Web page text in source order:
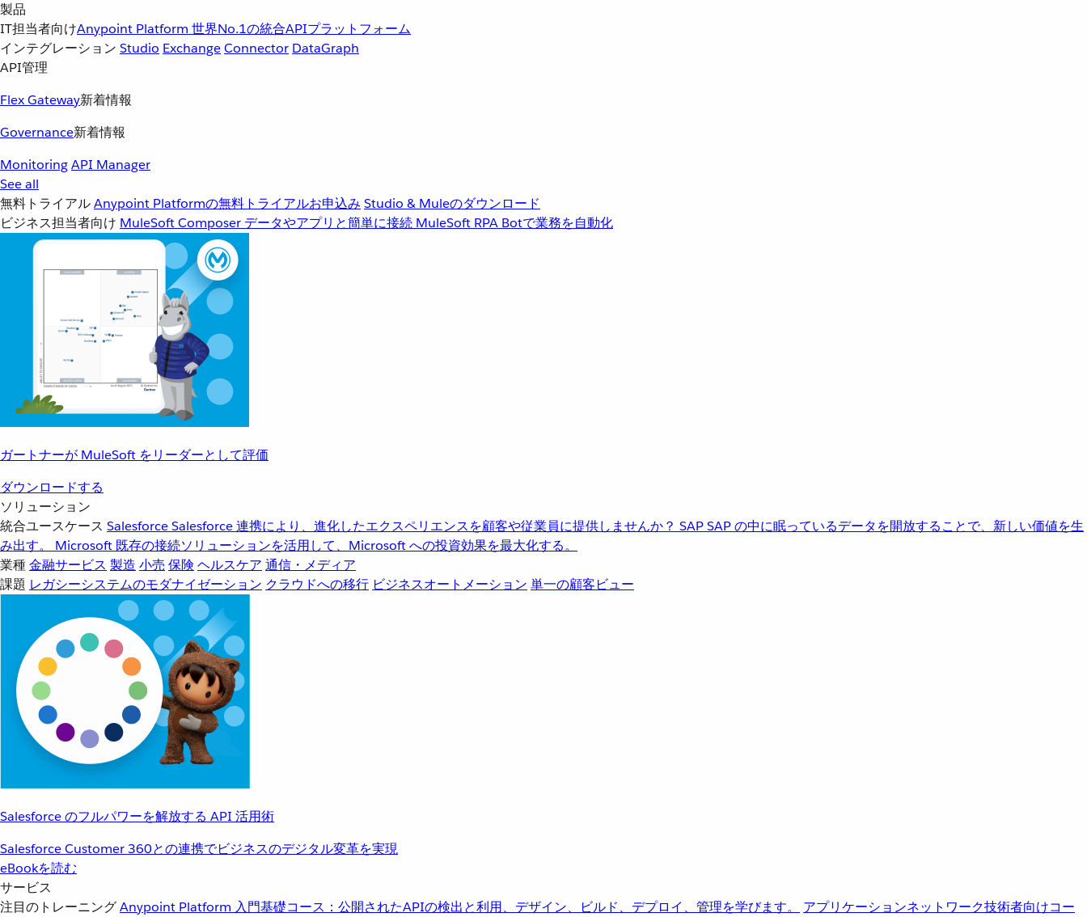
製品
IT担当者向けAnypoint Platform 世界No.1の統合APIプラットフォーム
インテグレーション Studio ExchangeConnector DataGraph
API管理
Flex Gateway新着情報
Governance新着情報
MonitoringAPI Manager
See all
無料トライアルAnypoint Platformの無料トライアルお申込み Studio & Muleのダウンロード
ビジネス担当者向け MuleSoft Composer データやアプリと簡単に接続 MuleSoft RPA Botで業務を自動化
ガートナーが MuleSoft をリーダーとして評価
ダウンロードする
ソリューション
統合ユースケース SalesforceSalesforce 連携により、進化したエクスペリエンスを顧客や従業員に提供しませんか？ SAPSAP の中に眠っているデータを開放することで、新しい価値を生
み出す。
Microsoft 既存の接続ソリューションを活用して、Microsoft への投資効果を最大化する。
業種金融サービス 製造 小売 保険 ヘルスケア 通信・メディア
課題 レガシーシステムのモダナイゼーション クラウドへの移行 ビジネスオートメーション 単一の顧客ビュー
Salesforce のフルパワーを解放する API 活用術
Salesforce Customer 360との連携でビジネスのデジタル変革を実現
eBookを読む
サービス
注目のトレーニングAnypoint Platform 入門基礎コース：公開されたAPIの検出と利用、デザイン、ビルド、デプロイ、管理を学びます。 アプリケーションネットワーク技術者向けコー